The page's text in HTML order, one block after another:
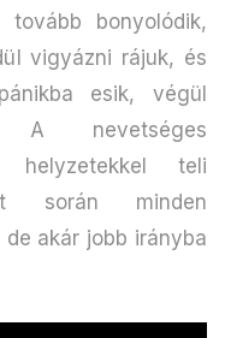
bonyolódik,
vigyázni rájuk, és
esik, végül
A nevetséges
helyzetekkel teli
során minden
akár jobb irányba